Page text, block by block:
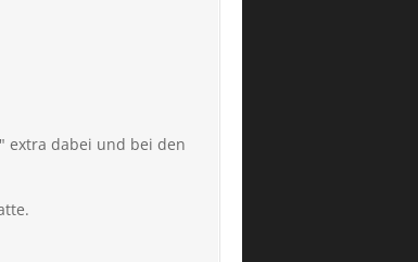
extra dabei und bei den